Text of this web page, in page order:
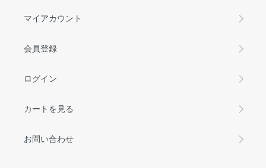
マイアカウント
会員登録
ログイン
カートを見る
お問い合わせ